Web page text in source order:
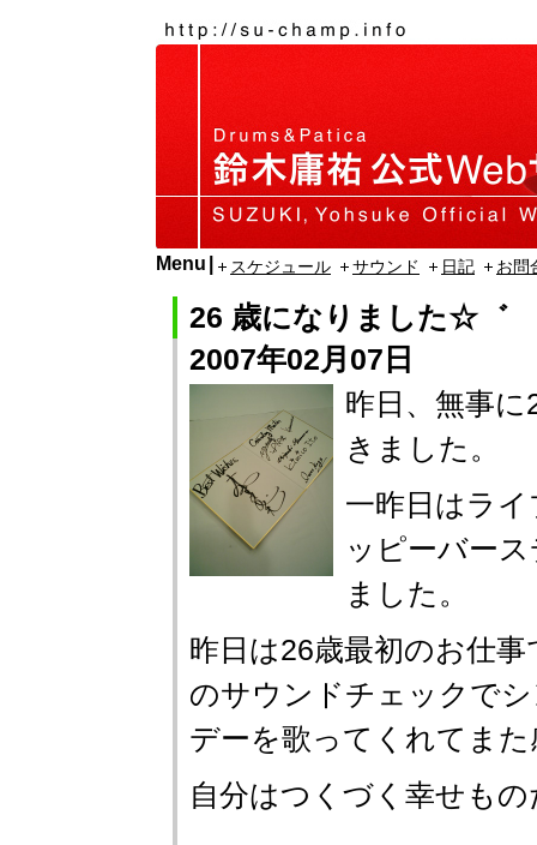
Menu スケジュール サウンド 日記 お問
26 歳になりました☆゛
2007年02月07日
昨日、無事
きました。
一昨日はラ
ッピーバー
ました。
昨日は26歳最初のお仕
のサウンドチェックで
デーを歌ってくれてま
自分はつくづく幸せも